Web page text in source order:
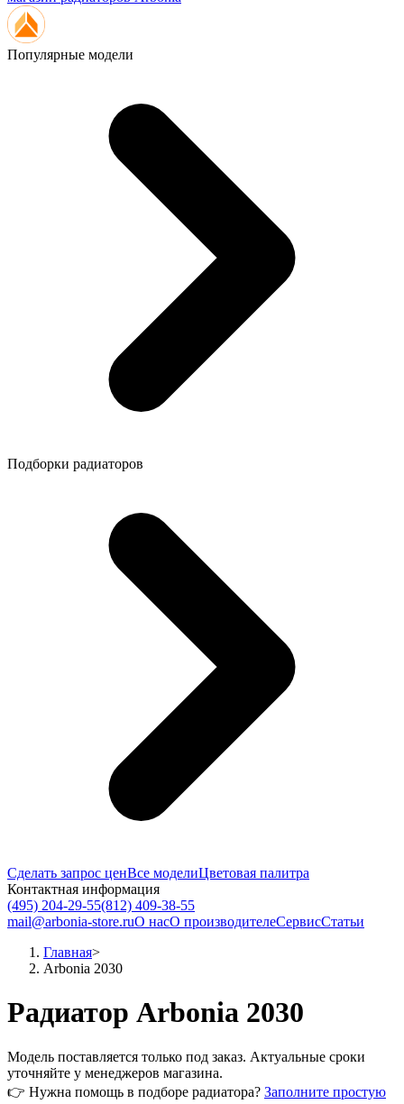
Популярные модели
Подборки радиаторов
Сделать запрос ценВсе моделиЦветовая палитра
Контактная информация
(495) 204-29-55(812) 409-38-55
mail@arbonia-store.ruО насО производителеСервисСтатьи
Главная>
Arbonia 2030
Радиатор Arbonia 2030
Модель поставляется только под заказ. Актуальные сроки
уточняйте у менеджеров магазина.
👉 Нужна помощь в подборе радиатора? Заполните простую